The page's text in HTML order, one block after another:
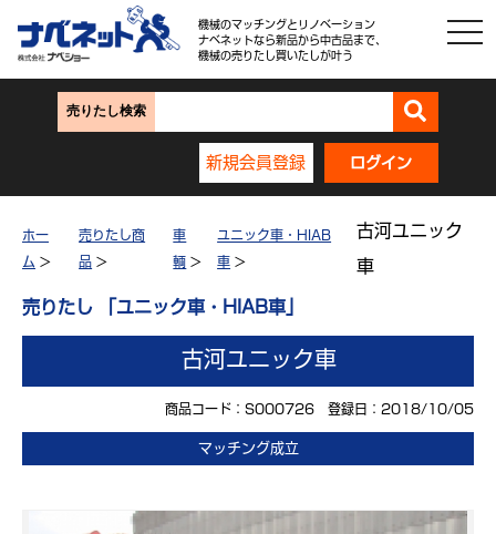
機械のマッチングとリノベーション
ナベネットなら新品から中古品まで、
機械の売りたし買いたしが叶う
売りたし検索
新規会員登録 ログイン
ホー
ム >
売りたし商
品 >
車
輌 >
ユニック車・HIAB
車 >
古河ユニック
車
売りたし 「ユニック車・HIAB車」
古河ユニック車
商品コード：S000726 登録日：2018/10/05
マッチング成立